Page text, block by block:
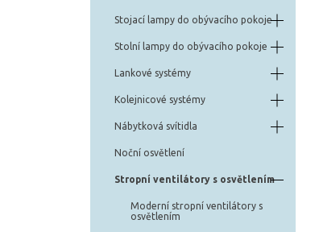
Stojací lampy do obývacího pokoje
Stolní lampy do obývacího pokoje
Lankové systémy
Kolejnicové systémy
Nábytková svítidla
Noční osvětlení
Stropní ventilátory s osvětlením
Moderní stropní ventilátory s
osvětlením